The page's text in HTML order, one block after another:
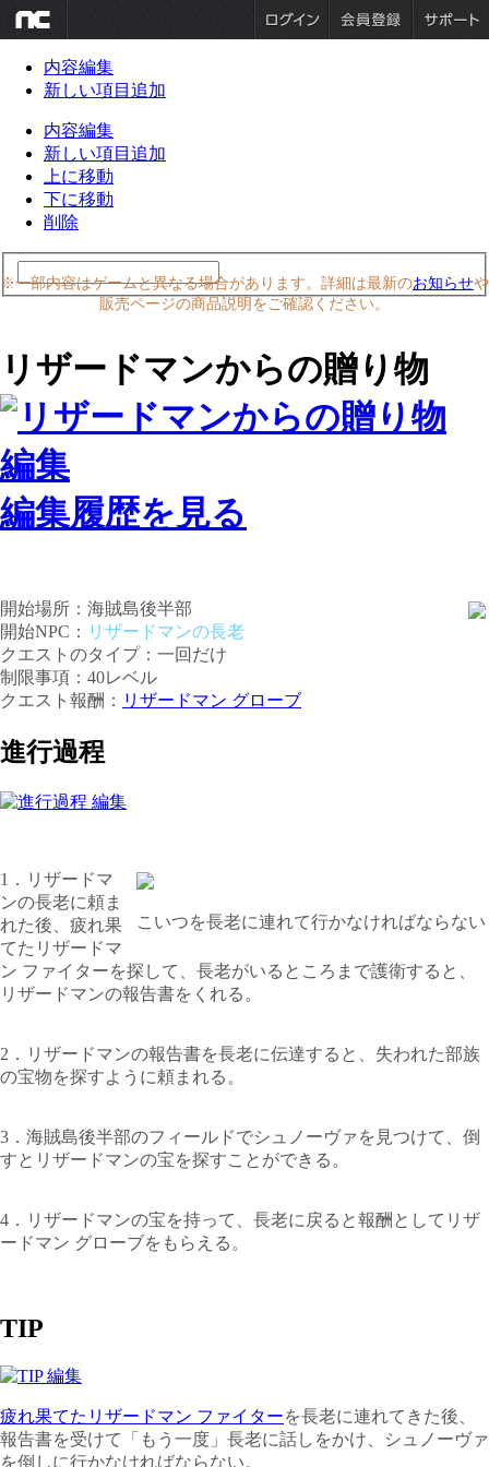
内容編集
新しい項目追加
内容編集
新しい項目追加
上に移動
下に移動
削除
※一部内容はゲームと異なる場合があります。詳細は最新のお知らせや
販売ページの商品説明をご確認ください。
リザードマンからの贈り物
編集履歴を見る
開始場所：海賊島後半部
開始NPC： リザードマンの長老
クエストのタイプ：一回だけ
制限事項：40レベル
クエスト報酬： リザードマン グローブ
進行過程
こいつを長老に連れて行かなければならない
1．リザードマ
ンの長老に頼ま
れた後、疲れ果
てたリザードマ
ン ファイターを探して、長老がいるところまで護衛すると、
リザードマンの報告書をくれる。
2．リザードマンの報告書を長老に伝達すると、失われた部族
の宝物を探すように頼まれる。
3．海賊島後半部のフィールドでシュノーヴァを見つけて、倒
すとリザードマンの宝を探すことができる。
4．リザードマンの宝を持って、長老に戻ると報酬としてリザ
ードマン グローブをもらえる。
TIP
疲れ果てたリザードマン ファイターを長老に連れてきた後、
報告書を受けて「もう一度」長老に話しをかけ、シュノーヴァ
を倒しに行かなければならない。